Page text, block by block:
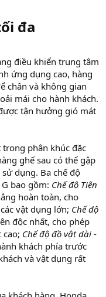
đa​
điều khiển trung tâm
ứng dụng cao, hàng
chân và không gian
mái cho hành khách.
tận hưởng gió mát
phân khúc đặc
ghế sau có thể gập
dụng. Ba chế độ
bao gồm: Chế độ Tiện
hoàn toàn, cho
vật dụng lớn; Chế độ
độc nhất, cho phép
cao; Chế độ đồ vật dài -
khách phía trước
và vật dụng rất